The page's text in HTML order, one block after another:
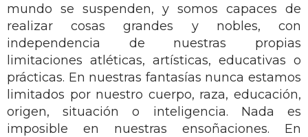
mundo se suspenden, y somos capaces de
realizar cosas grandes y nobles, con
independencia de nuestras propias
limitaciones atléticas, artísticas, educativas o
prácticas. En nuestras fantasías nunca estamos
limitados por nuestro cuerpo, raza, educación,
origen, situación o inteligencia. Nada es
imposible en nuestras ensoñaciones. En